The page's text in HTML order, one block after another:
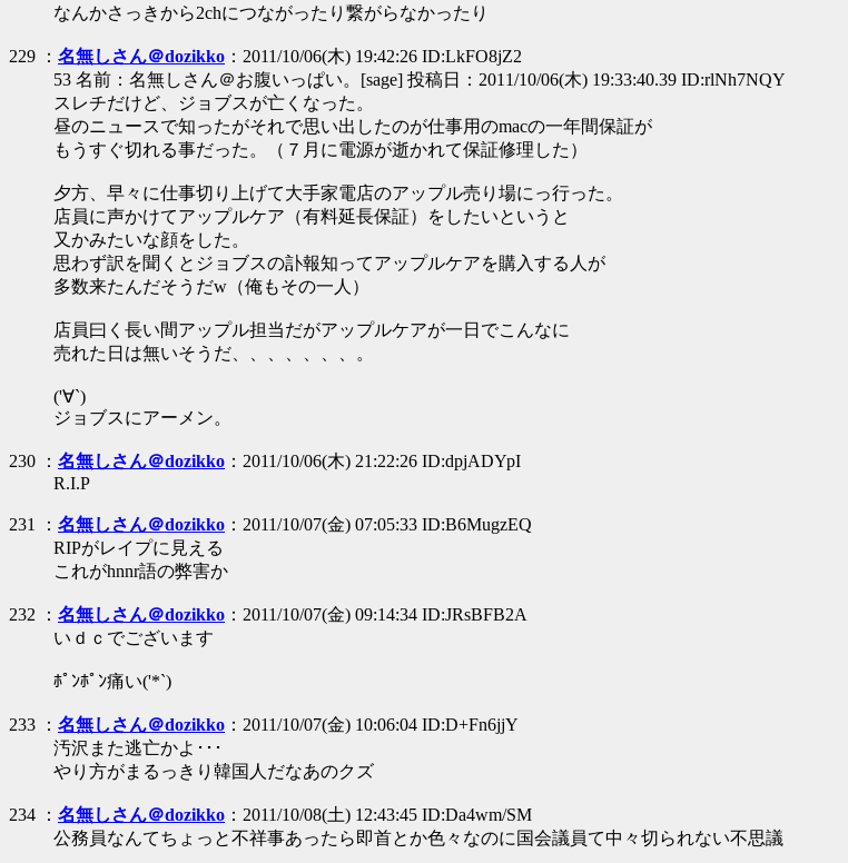
なんかさっきから2chにつながったり繋がらなかったり
229 ： 名無しさん＠dozikko ：2011/10/06(木) 19:42:26 ID:LkFO8jZ2
53 名前：名無しさん＠お腹いっぱい。[sage] 投稿日：2011/10/06(木) 19:33:40.39 ID:rlNh7NQY
スレチだけど、ジョブスが亡くなった。
昼のニュースで知ったがそれで思い出したのが仕事用のmacの一年間保証が
もうすぐ切れる事だった。（７月に電源が逝かれて保証修理した）
夕方、早々に仕事切り上げて大手家電店のアップル売り場にっ行った。
店員に声かけてアップルケア（有料延長保証）をしたいというと
又かみたいな顔をした。
思わず訳を聞くとジョブスの訃報知ってアップルケアを購入する人が
多数来たんだそうだw（俺もその一人）
店員曰く長い間アップル担当だがアップルケアが一日でこんなに
売れた日は無いそうだ、、、、、、、。
('∀`)
ジョブスにアーメン。
230 ： 名無しさん＠dozikko ：2011/10/06(木) 21:22:26 ID:dpjADYpI
R.I.P
231 ： 名無しさん＠dozikko ：2011/10/07(金) 07:05:33 ID:B6MugzEQ
RIPがレイプに見える
これがhnnr語の弊害か
232 ： 名無しさん＠dozikko ：2011/10/07(金) 09:14:34 ID:JRsBFB2A
いｄｃでございます
ﾎﾟﾝﾎﾟﾝ痛い('*`)
233 ： 名無しさん＠dozikko ：2011/10/07(金) 10:06:04 ID:D+Fn6jjY
汚沢また逃亡かよ･･･
やり方がまるっきり韓国人だなあのクズ
234 ： 名無しさん＠dozikko ：2011/10/08(土) 12:43:45 ID:Da4wm/SM
公務員なんてちょっと不祥事あったら即首とか色々なのに国会議員て中々切られない不思議